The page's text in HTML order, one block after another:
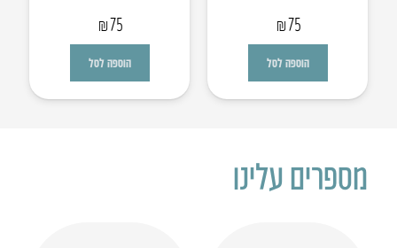
₪75
הוספה לסל
₪75
הוספה לסל
מספרים עלינו